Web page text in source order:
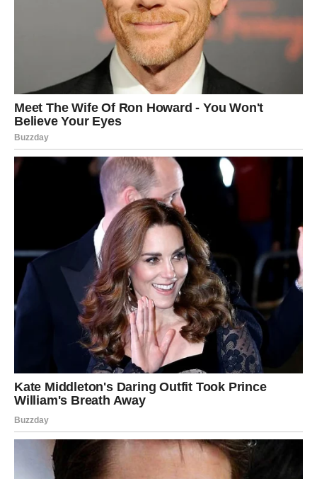
DEVICA – POSAO KOJI DONOSI
SIGURNU I VELIKU ZARADU
Znanje postaje valuta
Device su znak koji često potcenjuje sopstvenu vrednost.
Međutim, sada dolazi trenutak kada ćenjihova
preciznost, znanje i iskustvo biti plaćeni ozbiljno.
Očekujte:
ponudu za posao u inostranstvu
freelance projekte sa visokom zaradom
prelazak na poziciju sa mnogo većom odgovornošću –
i platom
Novac dolazi kroz red, sistem i